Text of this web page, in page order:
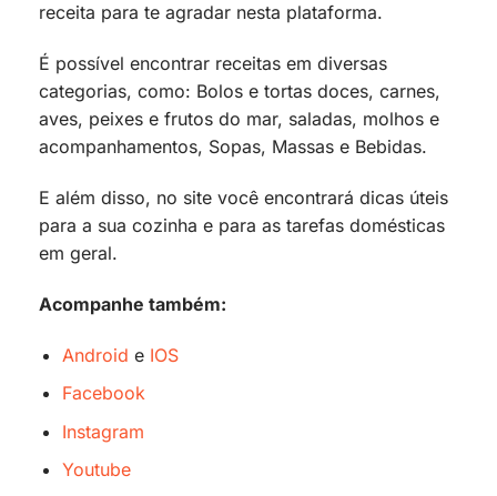
receita para te agradar nesta plataforma.
É possível encontrar receitas em diversas
categorias, como: Bolos e tortas doces, carnes,
aves, peixes e frutos do mar, saladas, molhos e
acompanhamentos, Sopas, Massas e Bebidas.
E além disso, no site você encontrará dicas úteis
para a sua cozinha e para as tarefas domésticas
em geral.
Acompanhe também:
Android e IOS
Facebook
Instagram
Youtube